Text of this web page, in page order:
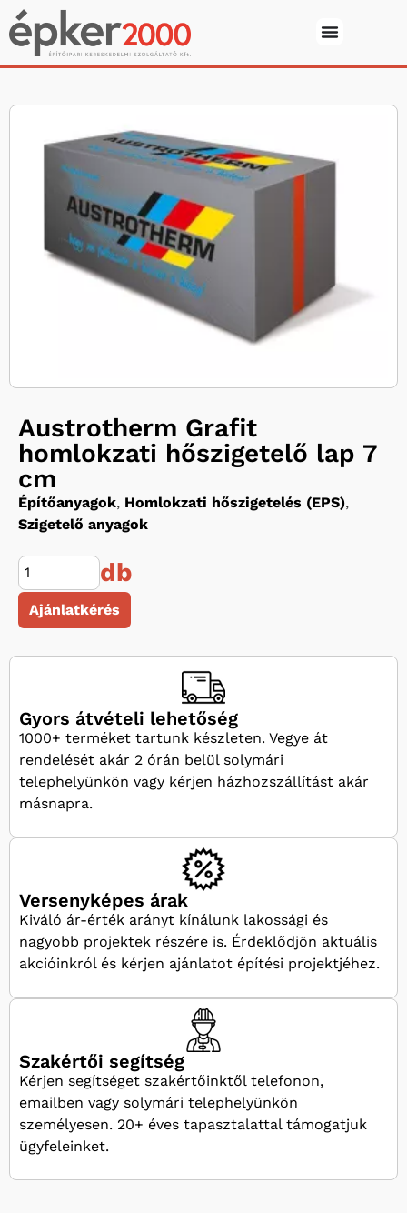
Austrotherm Grafit
homlokzati hőszigetelő lap 7
cm
Építőanyagok, Homlokzati hőszigetelés (EPS),
Szigetelő anyagok
db
Ajánlatkérés
Gyors átvételi lehetőség
1000+ terméket tartunk készleten. Vegye át
rendelését akár 2 órán belül solymári
telephelyünkön vagy kérjen házhozszállítást akár
másnapra.
Versenyképes árak
Kiváló ár-érték arányt kínálunk lakossági és
nagyobb projektek részére is. Érdeklődjön aktuális
akcióinkról és kérjen ajánlatot építési projektjéhez.
Szakértői segítség
Kérjen segítséget szakértőinktől telefonon,
emailben vagy solymári telephelyünkön
személyesen. 20+ éves tapasztalattal támogatjuk
ügyfeleinket.